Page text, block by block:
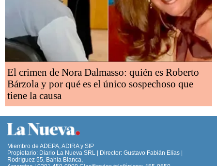
El crimen de Nora Dalmasso: quién es Roberto
Bárzola y por qué es el único sospechoso que
tiene la causa
Miembro de ADEPA, ADIRA y SIP
Propietario: Diario La Nueva SRL | Director: Gustavo Fabián Elías |
Rodríguez 55, Bahía Blanca,